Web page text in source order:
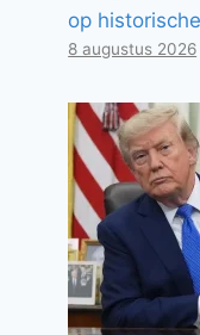
op
8 augustus 2026